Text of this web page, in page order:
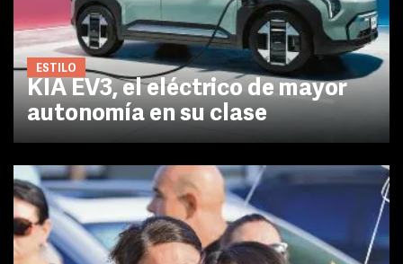
ESTILO
KIA EV3, el eléctrico de mayor
autonomía en su clase